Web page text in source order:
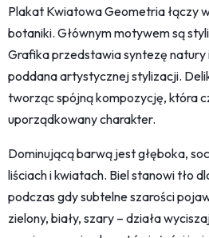
Plakat Kwiatowa Geometria łączy
botaniki. Głównym motywem są
Grafika przedstawia syntezę
poddana artystycznej stylizacji.
tworząc spójną kompozycję, która
uporządkowany charakter.
Dominującą barwą jest głęboka,
liściach i kwiatach. Biel stanowi tło
podczas gdy subtelne szarości
zielony, biały, szary – działa